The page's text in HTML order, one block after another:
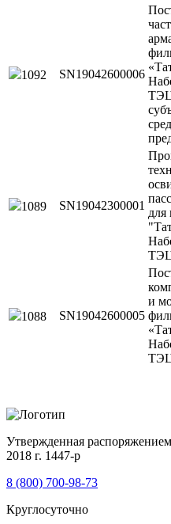
1092 SN19042600006
ТЭЦ
1089 SN19042300001
1088 SN19042600005
и
Утвержденная
2018 г. 1447-р
8 (800) 700-98-73
Круглосуточно